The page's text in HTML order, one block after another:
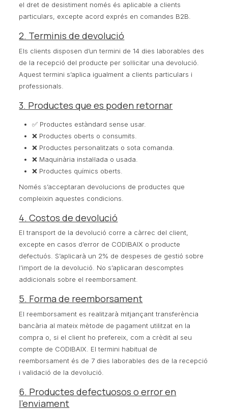
el dret de desistiment només és aplicable a clients
particulars, excepte acord exprés en comandes B2B.
2. Terminis de devolució
Els clients disposen d’un termini de 14 dies laborables des
de la recepció del producte per sol·licitar una devolució.
Aquest termini s’aplica igualment a clients particulars i
professionals.
3. Productes que es poden retornar
✅ Productes estàndard sense usar.
❌ Productes oberts o consumits.
❌ Productes personalitzats o sota comanda.
❌ Maquinària instal·lada o usada.
❌ Productes químics oberts.
Només s’acceptaran devolucions de productes que
compleixin aquestes condicions.
4. Costos de devolució
El transport de la devolució corre a càrrec del client,
excepte en casos d’error de CODIBAIX o producte
defectuós. S’aplicarà un 2% de despeses de gestió sobre
l’import de la devolució. No s’aplicaran descomptes
addicionals sobre el reemborsament.
5. Forma de reemborsament
El reemborsament es realitzarà mitjançant transferència
bancària al mateix mètode de pagament utilitzat en la
compra o, si el client ho prefereix, com a crèdit al seu
compte de CODIBAIX. El termini habitual de
reemborsament és de 7 dies laborables des de la recepció
i validació de la devolució.
6. Productes defectuosos o error en
l’enviament